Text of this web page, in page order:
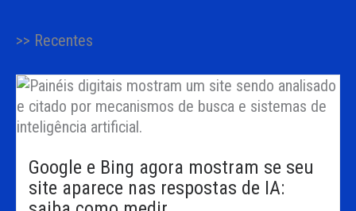
>> Recentes
Google e Bing agora mostram se seu
site aparece nas respostas de IA: